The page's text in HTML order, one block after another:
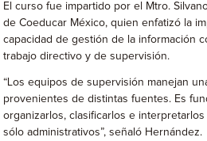
El curso fue impartido por el Mtro.
de Coeducar México, quien enfatizó la
capacidad de gestión de la información
trabajo directivo y de supervisión.
“Los equipos de supervisión manejan
provenientes de distintas fuentes. Es
organizarlos, clasificarlos e
sólo administrativos”, señaló Hernández.